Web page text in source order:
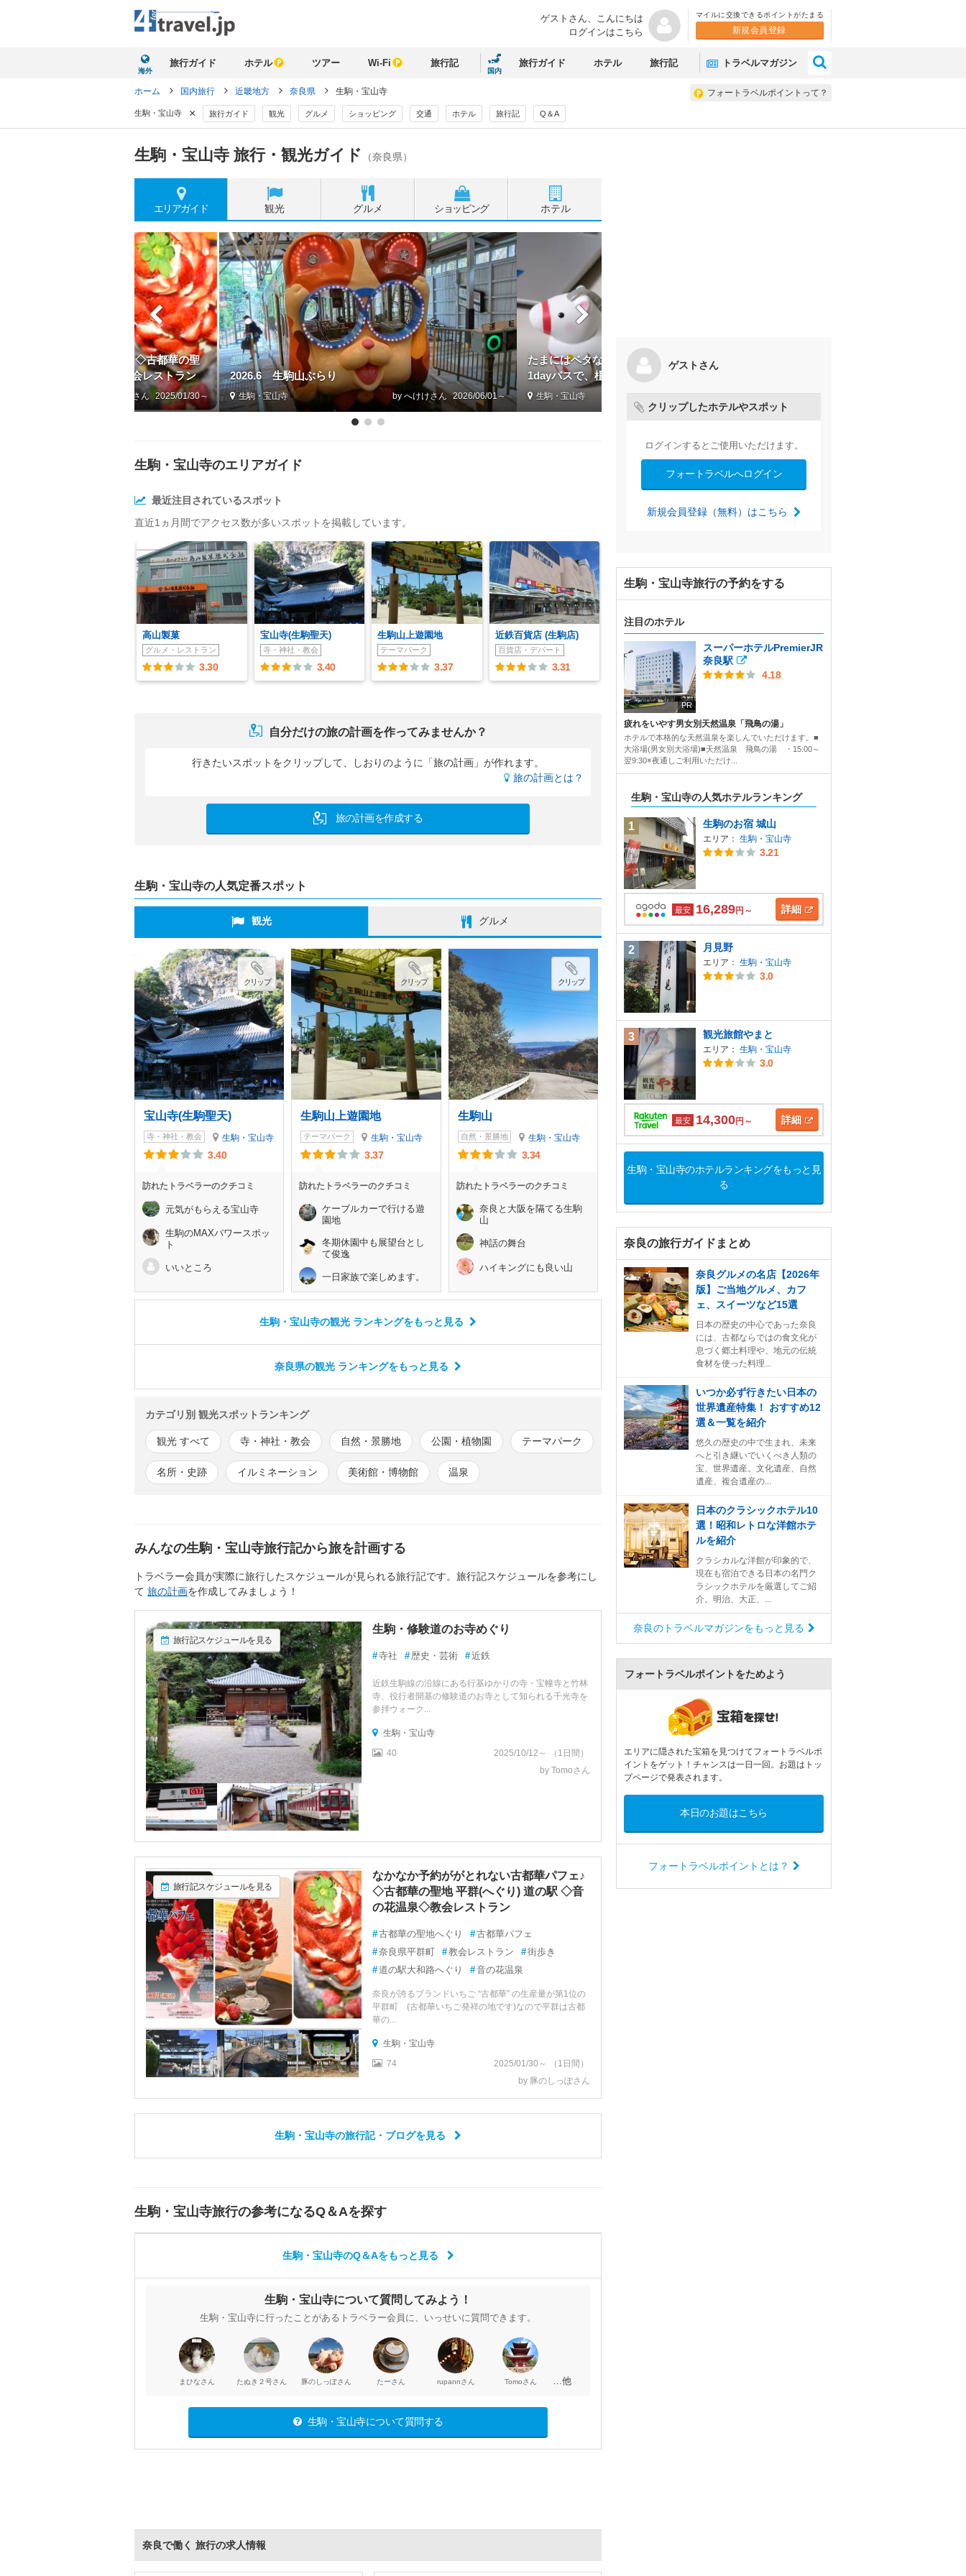
ゲストさん、 こんにちは
ログインはこちら
マイルに交換できるポイントがたまる
新規会員登録
海外
旅行ガイド ホテル ツアー Wi-Fi 旅行記
国内
旅行ガイド ホテル 旅行記 トラベルマガジン
フォートラベルポイントって？
ホーム 国内旅行 近畿地方 奈良県 生駒・宝山寺
生駒・宝山寺 × 旅行ガイド 観光 グルメ ショッピング 交通 ホテル 旅行記 Q＆A
生駒・宝山寺 旅行・観光ガイド （奈良県）
エリアガイド 観光 グルメ ショッピング ホテル
2026.6 生駒山ぶらり
生駒・宝山寺 by へけけ 2026/06/01～
たまにはベタな観光旅行2601 「新春おでかけ京阪奈
1dayパスで、橿原神宮（えと置物）＆生駒ケーブル＆生
駒山＆暗峠＆石切剣箭神社」
生駒・宝山寺 by たぬき２号 2026/01/04～
れない古都華パフェ♪ ◇古都華の聖
) 道の駅 ◇音の花温泉◇教会レストラン
2025/01/30～
生駒・宝山寺のエリアガイド
最近注目されているスポット
直近1ヵ月間でアクセス数が多いスポットを掲載しています。
高山製菓
グルメ・レストラン
3.30
宝山寺(生駒聖天)
寺・神社・教会
3.40
生駒山上遊園地
テーマパーク
3.37
近鉄百貨店 (生駒店)
百貨店・デパート
3.31
自分だけの旅の計画を作ってみませんか？
行きたいスポットをクリップして、
しおりのように「旅の計画」が作れます。
旅の計画とは？
旅の計画を作成する
生駒・宝山寺の人気定番スポット
観光 グルメ
クリップ
宝山寺(生駒聖天)
寺・神社・教会 生駒・宝山寺
3.40
訪れたトラベラーのクチコミ
元気がもらえる宝山寺
生駒のMAXパワースポッ
ト
いいところ
クリップ
生駒山上遊園地
テーマパーク 生駒・宝山寺
3.37
訪れたトラベラーのクチコミ
ケーブルカーで行ける遊
園地
冬期休園中も展望台とし
て俊逸
一日家族で楽しめます。
クリップ
生駒山
自然・景勝地 生駒・宝山寺
3.34
訪れたトラベラーのクチコミ
奈良と大阪を隔てる生駒
山
神話の舞台
ハイキングにも良い山
生駒・宝山寺の観光 ランキングをもっと見る
奈良県の観光 ランキングをもっと見る
カテゴリ別 観光スポットランキング
観光 すべて 寺・神社・教会 自然・景勝地 公園・植物園 テーマパーク
名所・史跡 イルミネーション 美術館・博物館 温泉
みんなの生駒・宝山寺旅行記から旅を計画する
トラベラー会員が実際に旅行したスケジュールが見られる旅行記です。旅行記スケジュールを参考にし
て 旅の計画を作成してみましょう！
旅行記スケジュールを見る
生駒・修験道のお寺めぐり
#寺社 # 歴史・芸術 #近鉄
近鉄生駒線の沿線にある行基ゆかりの寺・宝幢寺と竹林
寺、役行者開基の修験道のお寺として知られる千光寺を
参拝ウォーク...
生駒・宝山寺
40
2025/10/12～ （1日間）
by Tomoさん
旅行記スケジュールを見る
なかなか予約ががとれない古都華パフェ♪
◇古都華の聖地 平群(へぐり) 道の駅 ◇音
の花温泉◇教会レストラン
#古都華の聖地へぐり #古都華パフェ
#奈良県平群町 #教会レストラン #街歩き
#道の駅大和路へぐり #音の花温泉
奈良が誇るブランドいちご “古都華” の生産量が第1位の
平群町 (古都華いちご発祥の地です)なので平群は古都
華の...
生駒・宝山寺
74
2025/01/30～ （1日間）
by 豚のしっぽさん
生駒・宝山寺の旅行記・ブログを見る
生駒・宝山寺旅行の参考になるQ＆Aを探す
生駒・宝山寺のQ＆Aをもっと見る
生駒・宝山寺について質問してみよう！
生駒・宝山寺に行ったことがあるトラベラー会員に、いっせいに質問できます。
まひなさん たぬき２号さん 豚のしっぽさん たーさん rupannさん Tomoさん …他
生駒・宝山寺について質問する
奈良で働く 旅行の求人情報
ゲストさん
クリップしたホテルやスポット
ログインするとご使用いただけます。
フォートラベルへログイン
新規会員登録（無料）はこちら
生駒・宝山寺旅行の予約をする
注目のホテル
PR
スーパーホテルPremierJR
奈良駅
4.18
疲れをいやす男女別天然温泉「飛鳥の湯」
ホテルで本格的な天然温泉を楽しんでいただけます。■
大浴場(男女別大浴場)■天然温泉 飛鳥の湯 ・15:00～
翌9:30※夜通しご利用いただけ...
生駒・宝山寺の人気ホテルランキング
1 生駒のお宿 城山
エリア： 生駒・宝山寺
3.21
最安 16,289円～ 詳細
2 月見野
エリア： 生駒・宝山寺
3.0
3 観光旅館やまと
エリア： 生駒・宝山寺
3.0
最安 14,300円～ 詳細
生駒・宝山寺のホテルランキングをもっと見
る
奈良の旅行ガイドまとめ
奈良グルメの名店【2026年
版】ご当地グルメ、カフ
ェ、スイーツなど15選
日本の歴史の中心であった奈良
には、古都ならではの食文化が
息づく郷土料理や、地元の伝統
食材を使った料理...
いつか必ず行きたい日本の
世界遺産特集！ おすすめ12
選＆一覧を紹介
悠久の歴史の中で生まれ、未来
へと引き継いでいくべき人類の
宝、世界遺産。文化遺産、自然
遺産、複合遺産の...
日本のクラシックホテル10
選！昭和レトロな洋館ホテ
ルを紹介
クラシカルな洋館が印象的で、
現在も宿泊できる日本の名門ク
ラシックホテルを厳選してご紹
介。明治、大正、...
奈良のトラベルマガジンをもっと見る
フォートラベルポイントをためよう
エリアに隠された宝箱を見つけてフォートラベルポ
イントをゲット！チャンスは一日一回。お題はトッ
プページで発表されます。
本日のお題はこちら
フォートラベルポイントとは？